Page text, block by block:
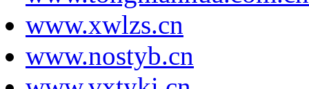
www.xwlzs.cn
www.nostyb.cn